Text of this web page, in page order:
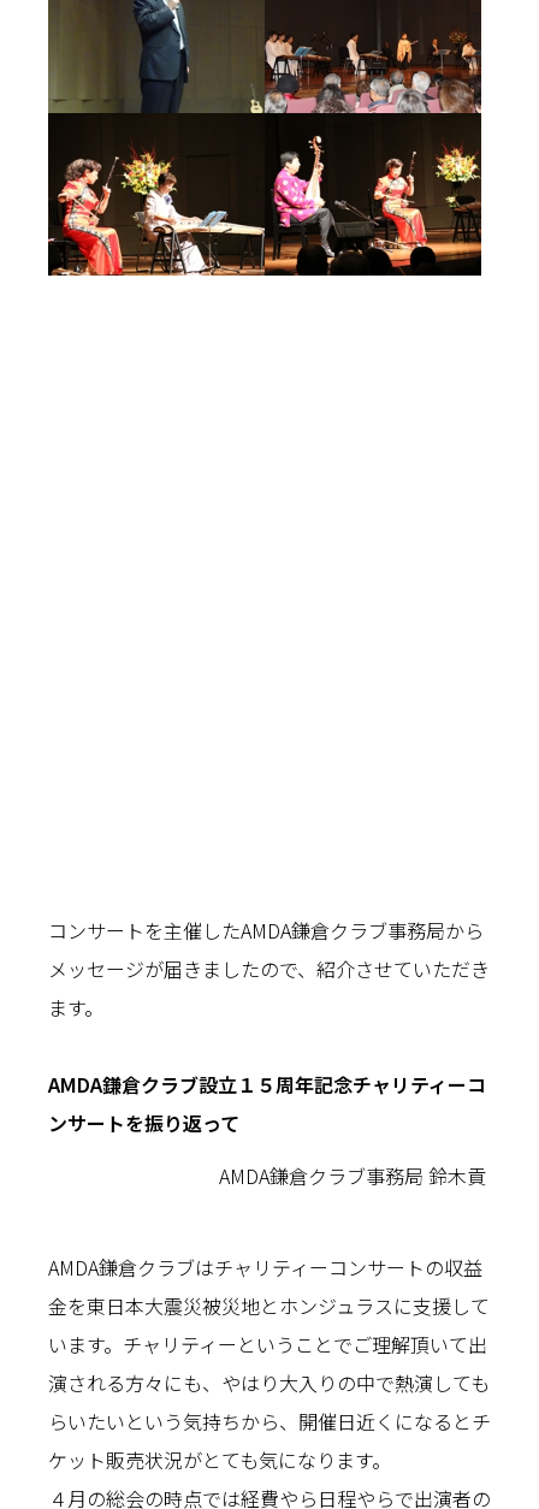
コンサートを主催したAMDA鎌倉クラブ事務局から
メッセージが届きましたので、紹介させていただき
ます。
AMDA鎌倉クラブ設立１５周年記念チャリティーコ
ンサートを振り返って
AMDA鎌倉クラブ事務局 鈴木貢
AMDA鎌倉クラブはチャリティーコンサートの収益
金を東日本大震災被災地とホンジュラスに支援して
います。チャリティーということでご理解頂いて出
演される方々にも、やはり大入りの中で熱演しても
らいたいという気持ちから、開催日近くになるとチ
ケット販売状況がとても気になります。
４月の総会の時点では経費やら日程やらで出演者の